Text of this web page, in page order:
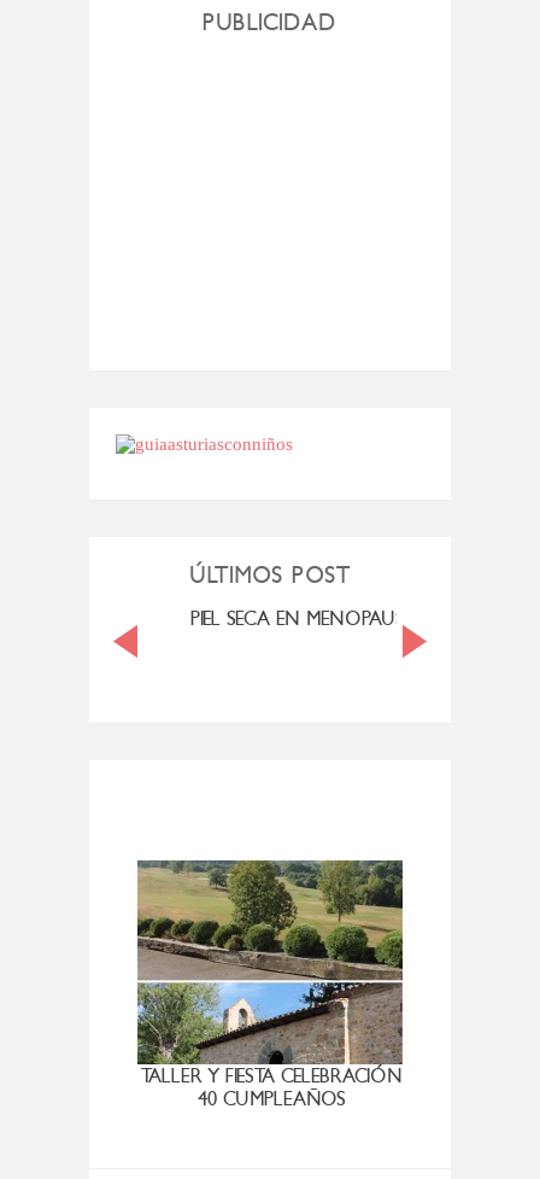
PUBLICIDAD
ÚLTIMOS POST
PIEL SECA EN MENOPAUSIA
TALLER Y FIESTA CELEBRACIÓN
40 CUMPLEAÑOS